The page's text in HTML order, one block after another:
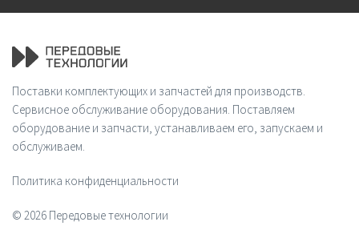
Поставки комплектующих и запчастей для производств.
Сервисное обслуживание оборудования. Поставляем
оборудование и запчасти, устанавливаем его, запускаем и
обслуживаем.
Политика конфиденциальности
© 2026 Передовые технологии